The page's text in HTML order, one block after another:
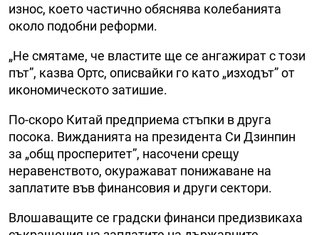
износ, което частично обяснява колебанията
около подобни реформи.
„Не смятаме, че властите ще се ангажират с този
път”, казва Ортс, описвайки го като „изходът” от
икономическото затишие.
По-скоро Китай предприема стъпки в друга
посока. Вижданията на президента Си Дзинпин
за „общ просперитет”, насочени срещу
неравенството, окуражават понижаване на
заплатите във финансовия и други сектори.
Влошаващите се градски финанси предизвикаха